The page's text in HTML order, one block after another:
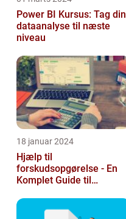
Power BI Kursus: Tag din
dataanalyse til næste
niveau
18 januar 2024
Hjælp til
forskudsopgørelse - En
Komplet Guide til